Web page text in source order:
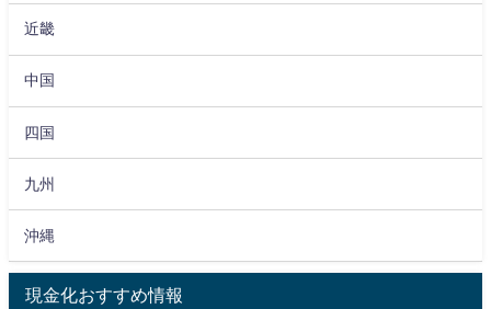
近畿
中国
四国
九州
沖縄
現金化おすすめ情報